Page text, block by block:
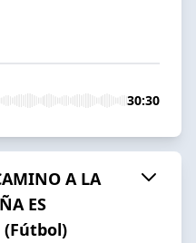
30:30
A LA
ES
(Fútbol)